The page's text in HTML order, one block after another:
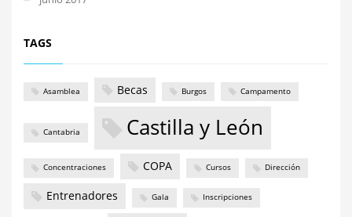
TAGS
Asamblea Becas Burgos Campamento
Cantabria Castilla y León
Concentraciones COPA Cursos Dirección
Entrenadores Gala Inscripciones